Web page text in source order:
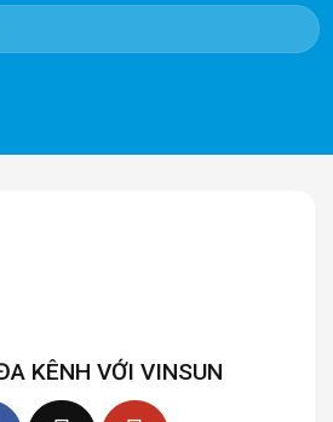
KÊNH VỚI VINSUN